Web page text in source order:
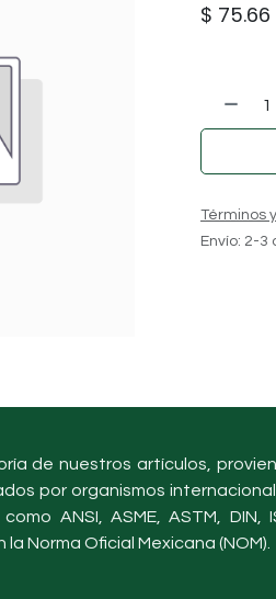
$ 75.66
Términos
Envío: 2-3
de nuestros artículos,
por organismos
como ANSI, ASME, ASTM, DIN,
la Norma Oficial Mexicana (NOM).